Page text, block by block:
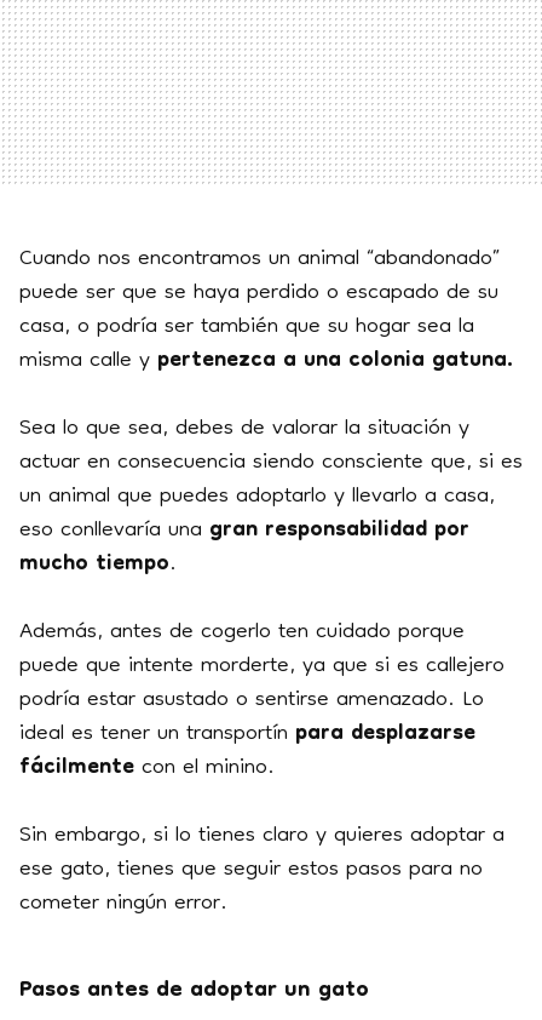
Cuando nos encontramos un animal “abandonado”
puede ser que se haya perdido o escapado de su
casa, o podría ser también que su hogar sea la
misma calle ypertenezca a una colonia gatuna.
Sea lo que sea, debes de valorar la situación y
actuar en consecuencia siendo consciente que, si es
un animal que puedes adoptarlo y llevarlo a casa,
eso conllevaría unagran responsabilidad por
mucho tiempo.
Además, antes de cogerlo ten cuidado porque
puede que intente morderte, ya que si es callejero
podría estar asustado o sentirse amenazado. Lo
ideal es tener un transportínpara desplazarse
fácilmentecon el minino.
Sin embargo, si lo tienes claro y quieres adoptar a
ese gato, tienes que seguir estos pasos para no
cometer ningún error.
Pasos antes de adoptar un gato